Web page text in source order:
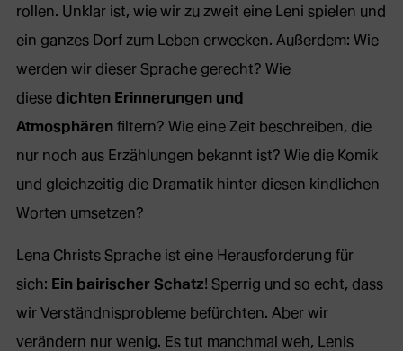
in
neuem
Tab)
rollen. Unklar ist, wie wir zu zweit eine Leni spielen und
ein ganzes Dorf zum Leben erwecken. Außerdem: Wie
werden wir dieser Sprache gerecht? Wie
diese dichten Erinnerungen und
Atmosphärenfiltern? Wie eine Zeit beschreiben, die
nur noch aus Erzählungen bekannt ist? Wie die Komik
und gleichzeitig die Dramatik hinter diesen kindlichen
Worten umsetzen?
Lena Christs Sprache ist eine Herausforderung für
sich: Ein bairischer Schatz! Sperrig und so echt, dass
wir Verständnisprobleme befürchten. Aber wir
verändern nur wenig. Es tut manchmal weh, Lenis